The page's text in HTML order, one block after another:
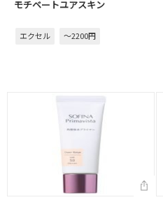
モチベートユアスキン
エクセル ～2200円